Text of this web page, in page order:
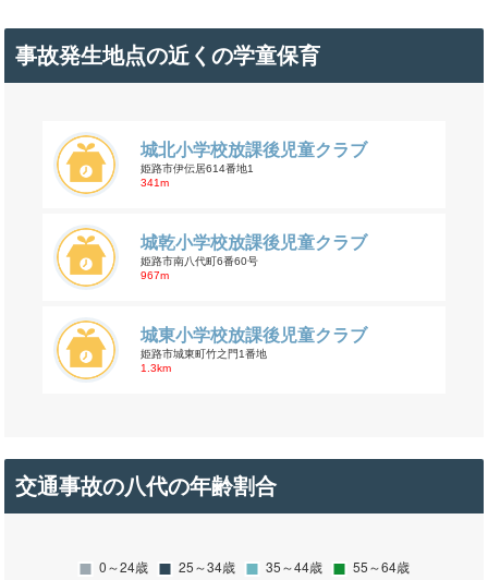
事故発生地点の近くの学童保育
城北小学校放課後児童クラブ
姫路市伊伝居614番地1
341m
城乾小学校放課後児童クラブ
姫路市南八代町6番60号
967m
城東小学校放課後児童クラブ
姫路市城東町竹之門1番地
1.3km
交通事故の八代の年齢割合